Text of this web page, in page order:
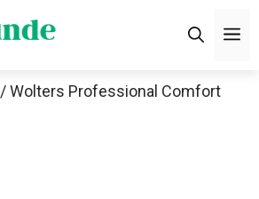
/ Wolters Professional Comfort